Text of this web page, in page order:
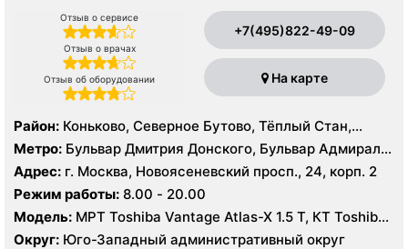
Отзыв о сервисе
Отзыв о врачах
Отзыв об оборудовании
+7(495)822-49-09
На карте
Район: Коньково, Северное Бутово, Тёплый Стан,
Южное Бутово, Ясенево
Метро: Бульвар Дмитрия Донского, Бульвар Адмирала
Ушакова, Битцевский парк , Беляево, Аннино ,
Лесопарковая, Новоясеневская, Теплый Стан, Улица
Академика Янгеля, Улица Горчакова, Улица
Скобелевская, Улица Старокачаловская, Ясенево,
Коммунарка, Ольховая, Прокшино, Филатов Луг
Адрес: г. Москва, Новоясеневский просп., 24, корп. 2
Режим работы: 8.00 - 20.00
Модель: МРТ Toshiba Vantage Atlas-X 1.5 Т, КТ Toshiba
AQUILION RXL 16 срезов, УЗИ
Округ: Юго-Западный административный округ